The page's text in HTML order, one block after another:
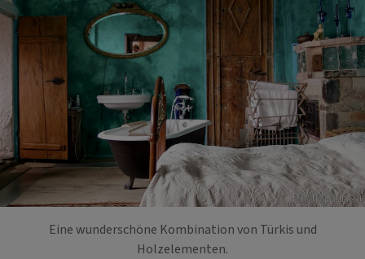
Foto: Thomas Drexel
Eine wunderschöne Kombination von Türkis und
Holzelementen.